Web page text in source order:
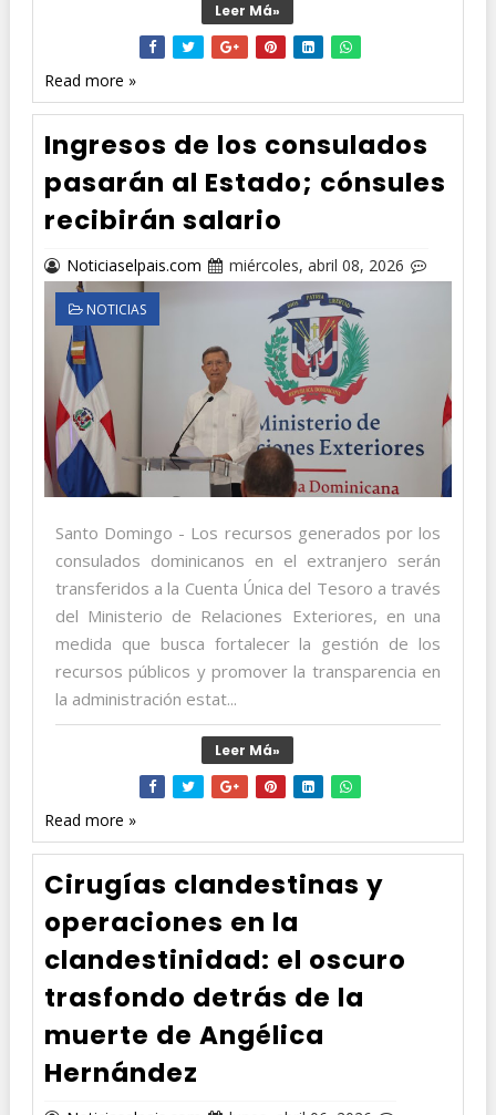
Leer Má»
Read more »
Ingresos de los consulados
pasarán al Estado; cónsules
recibirán salario
Noticiaselpais.com miércoles, abril 08, 2026
NOTICIAS
Santo Domingo - Los recursos generados por los
consulados dominicanos en el extranjero serán
transferidos a la Cuenta Única del Tesoro a través
del Ministerio de Relaciones Exteriores, en una
medida que busca fortalecer la gestión de los
recursos públicos y promover la transparencia en
la administración estat...
Leer Má»
Read more »
Cirugías clandestinas y
operaciones en la
clandestinidad: el oscuro
trasfondo detrás de la
muerte de Angélica
Hernández